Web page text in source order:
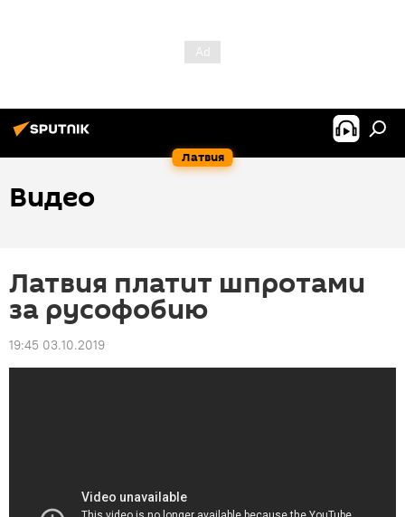
Латвия
Видео
Латвия платит шпротами
за русофобию
19:45 03.10.2019